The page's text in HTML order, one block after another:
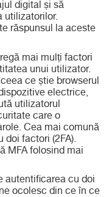
digital și să
utilizatorilor.
răspunsul la aceste
mai mulți factori
unui utilizator.
ce știe browserul
electrice,
utilizatorul
care o
Cea mai comună
doi factori (2FA).
MFA folosind mai
autentificarea cu doi
ocolesc din ce în ce